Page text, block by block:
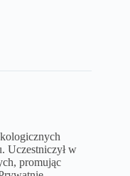
Uczestniczył w
promując